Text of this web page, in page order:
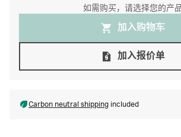
如需购买，请选择您的产
加入购物⻋
加入报价单
Carbon neutral shipping included